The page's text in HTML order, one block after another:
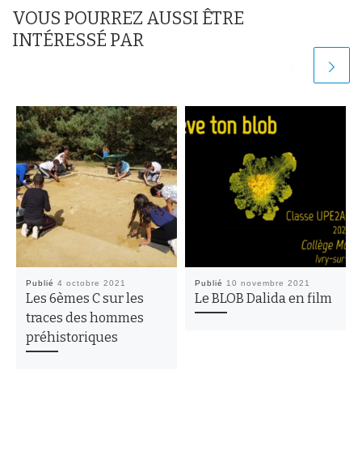
VOUS POURREZ AUSSI ÊTRE
INTÉRESSÉ PAR
Publié 4 octobre 2021
Les 6èmes C sur les
traces des hommes
préhistoriques
Publié 10 novembre 2021
Le BLOB Dalida en film